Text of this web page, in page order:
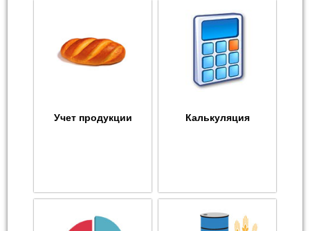
Учет продукции Калькуляция